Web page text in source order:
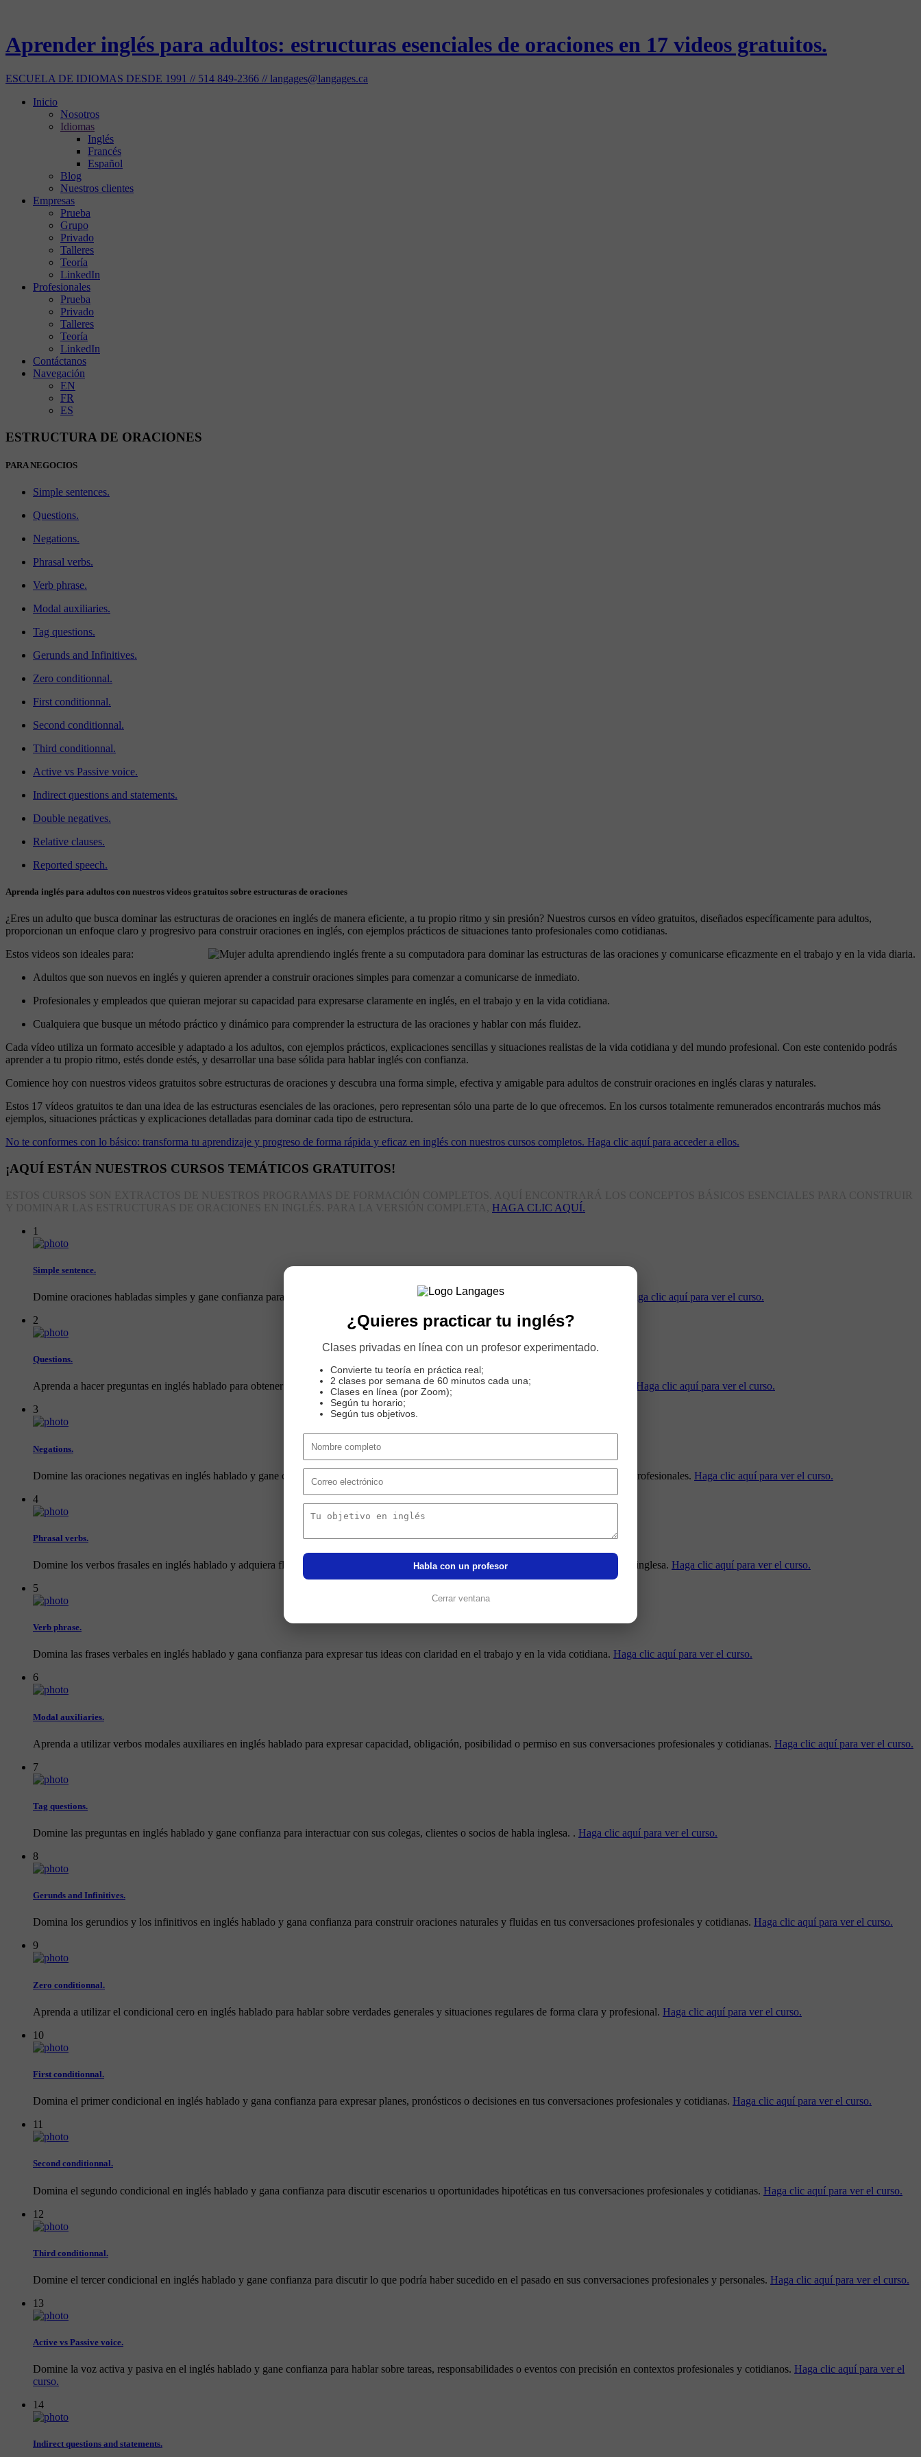
Aprender inglés para adultos: estructuras esenciales de oraciones en 17 videos gratuitos.
ESCUELA DE IDIOMAS DESDE 1991 // 514 849-2366 // langages@langages.ca
Inicio
Nosotros
Idiomas
Inglés
Francés
Español
Blog
Nuestros clientes
Empresas
Prueba
Grupo
Privado
Talleres
Teoría
LinkedIn
Profesionales
Prueba
Privado
Talleres
Teoría
LinkedIn
Contáctanos
Navegación
EN
FR
ES
ESTRUCTURA DE ORACIONES
PARA NEGOCIOS
Simple sentences.
Questions.
Negations.
Phrasal verbs.
Verb phrase.
Modal auxiliaries.
Tag questions.
Gerunds and Infinitives.
Zero conditionnal.
First conditionnal.
Second conditionnal.
Third conditionnal.
Active vs Passive voice.
Indirect questions and statements.
Double negatives.
Relative clauses.
Reported speech.
Aprenda inglés para adultos con nuestros videos gratuitos sobre estructuras de oraciones
¿Eres un adulto que busca dominar las estructuras de oraciones en inglés de manera eficiente, a tu propio ritmo y sin presión? Nuestros cursos en vídeo gratuitos, diseñados específicamente para adultos,
proporcionan un enfoque claro y progresivo para construir oraciones en inglés, con ejemplos prácticos de situaciones tanto profesionales como cotidianas.
Estos videos son ideales para:
Adultos que son nuevos en inglés y quieren aprender a construir oraciones simples para comenzar a comunicarse de inmediato.
Profesionales y empleados que quieran mejorar su capacidad para expresarse claramente en inglés, en el trabajo y en la vida cotidiana.
Cualquiera que busque un método práctico y dinámico para comprender la estructura de las oraciones y hablar con más fluidez.
Cada vídeo utiliza un formato accesible y adaptado a los adultos, con ejemplos prácticos, explicaciones sencillas y situaciones realistas de la vida cotidiana y del mundo profesional. Con este contenido podrás
aprender a tu propio ritmo, estés donde estés, y desarrollar una base sólida para hablar inglés con confianza.
Comience hoy con nuestros videos gratuitos sobre estructuras de oraciones y descubra una forma simple, efectiva y amigable para adultos de construir oraciones en inglés claras y naturales.
Estos 17 vídeos gratuitos te dan una idea de las estructuras esenciales de las oraciones, pero representan sólo una parte de lo que ofrecemos. En los cursos totalmente remunerados encontrarás muchos más
ejemplos, situaciones prácticas y explicaciones detalladas para dominar cada tipo de estructura.
No te conformes con lo básico: transforma tu aprendizaje y progreso de forma rápida y eficaz en inglés con nuestros cursos completos. Haga clic aquí para acceder a ellos.
¡AQUÍ ESTÁN NUESTROS CURSOS TEMÁTICOS GRATUITOS!
HAGA CLIC AQUÍ.
1
Simple sentence.
Domine oraciones habladas simples y gane confianza para comunicarse eficazmente en inglés en el trabajo o en sus interacciones diarias.
Haga clic aquí para ver el curso.
2
Questions.
Aprenda a hacer preguntas en inglés hablado para obtener información clara y comunicarse eficazmente en el trabajo o en la vida cotidiana.
Haga clic aquí para ver el curso.
3
Negations.
Domine las oraciones negativas en inglés hablado y gane confianza para hablar con precisión y evite malentendidos en sus conversaciones profesionales. Haga clic aquí para ver el curso.
4
Phrasal verbs.
Domine los verbos frasales en inglés hablado y adquiera fluidez para comunicarse con confianza con sus colegas, clientes o socios de habla inglesa. Haga clic aquí para ver el curso.
5
Verb phrase.
Domina las frases verbales en inglés hablado y gana confianza para expresar tus ideas con claridad en el trabajo y en la vida cotidiana. Haga clic aquí para ver el curso.
6
Modal auxiliaries.
Aprenda a utilizar verbos modales auxiliares en inglés hablado para expresar capacidad, obligación, posibilidad o permiso en sus conversaciones profesionales y cotidianas. Haga clic aquí para ver el curso.
7
Tag questions.
Domine las preguntas en inglés hablado y gane confianza para interactuar con sus colegas, clientes o socios de habla inglesa. . Haga clic aquí para ver el curso.
8
Gerunds and Infinitives.
Domina los gerundios y los infinitivos en inglés hablado y gana confianza para construir oraciones naturales y fluidas en tus conversaciones profesionales y cotidianas. Haga clic aquí para ver el curso.
9
Zero conditionnal.
Aprenda a utilizar el condicional cero en inglés hablado para hablar sobre verdades generales y situaciones regulares de forma clara y profesional. Haga clic aquí para ver el curso.
10
First conditionnal.
Domina el primer condicional en inglés hablado y gana confianza para expresar planes, pronósticos o decisiones en tus conversaciones profesionales y cotidianas. Haga clic aquí para ver el curso.
11
Second conditionnal.
Domina el segundo condicional en inglés hablado y gana confianza para discutir escenarios u oportunidades hipotéticas en tus conversaciones profesionales y cotidianas. Haga clic aquí para ver el curso.
12
Third conditionnal.
Domine el tercer condicional en inglés hablado y gane confianza para discutir lo que podría haber sucedido en el pasado en sus conversaciones profesionales y personales. Haga clic aquí para ver el curso.
13
Active vs Passive voice.
Domine la voz activa y pasiva en el inglés hablado y gane confianza para hablar sobre tareas, responsabilidades o eventos con precisión en contextos profesionales y cotidianos. Haga clic aquí para ver el
curso.
14
Indirect questions and statements.
¿Quieres practicar tu inglés?
Clases privadas en línea con un profesor experimentado.
Convierte tu teoría en práctica real;
2 clases por semana de 60 minutos cada una;
Clases en línea (por Zoom);
Según tu horario;
Según tus objetivos.
Habla con un profesor
Cerrar ventana